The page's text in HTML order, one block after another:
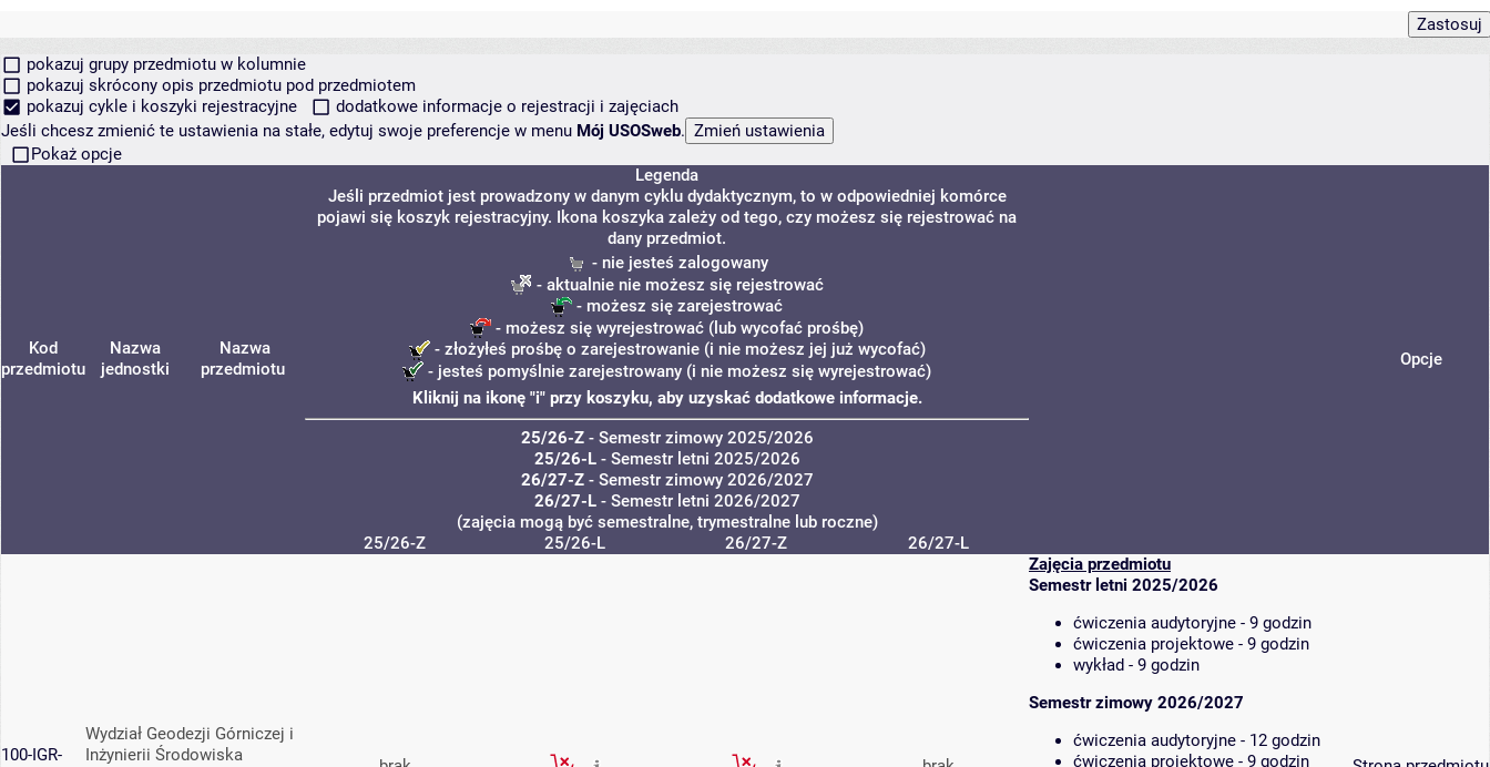
pokazuj grupy przedmiotu w kolumnie
pokazuj skrócony opis przedmiotu pod przedmiotem
pokazuj cykle i koszyki rejestracyjne
dodatkowe informacje o rejestracji i zajęciach
Jeśli chcesz zmienić te ustawienia na stałe, edytuj swoje preferencje w menu Mój USOSweb.
Pokaż opcje
Kod
przedmiotu
Nazwa
jednostki
Nazwa
przedmiotu
Legenda
Jeśli przedmiot jest prowadzony w danym cyklu dydaktycznym, to w odpowiedniej komórce
pojawi się koszyk rejestracyjny. Ikona koszyka zależy od tego, czy możesz się rejestrować na
dany przedmiot.
- nie jesteś zalogowany
- aktualnie nie możesz się rejestrować
- możesz się zarejestrować
- możesz się wyrejestrować (lub wycofać prośbę)
- złożyłeś prośbę o zarejestrowanie (i nie możesz jej już wycofać)
- jesteś pomyślnie zarejestrowany (i nie możesz się wyrejestrować)
Kliknij na ikonę "i" przy koszyku, aby uzyskać dodatkowe informacje.
25/26-Z- Semestr zimowy 2025/2026
25/26-L- Semestr letni 2025/2026
26/27-Z- Semestr zimowy 2026/2027
26/27-L- Semestr letni 2026/2027
(zajęcia mogą być semestralne, trymestralne lub roczne)
Opcje
25/26-Z 25/26-L 26/27-Z 26/27-L
100-IGR-
Wydział Geodezji Górniczej i
Inżynierii Środowiska
Zajęcia przedmiotu
Semestr letni 2025/2026
ćwiczenia audytoryjne - 9 godzin
ćwiczenia projektowe - 9 godzin
wykład - 9 godzin
Semestr zimowy 2026/2027
ćwiczenia audytoryjne - 12 godzin
ćwiczenia projektowe - 9 godzin